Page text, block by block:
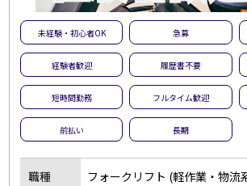
未経験・初心者OK 急募
経験者歓迎 履歴書不要
短時間勤務 フルタイム歓迎
前払い 長期
職種 フォークリフト (軽作業・物流